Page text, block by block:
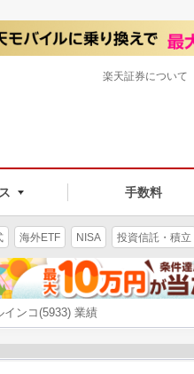
手数料
楽天証券について
海外ETF NISA 投資信託・積立
インコ(5933) 業績